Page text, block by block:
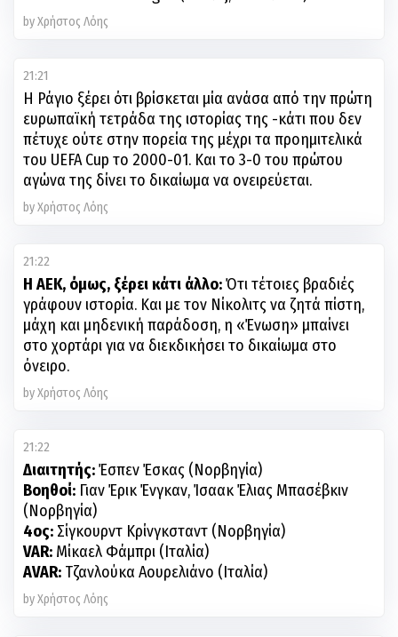
by Χρήστος Λόης
21:21
Η Ράγιο ξέρει ότι βρίσκεται μία ανάσα από την πρώτη
ευρωπαϊκή τετράδα της ιστορίας της -κάτι που δεν
πέτυχε ούτε στην πορεία της μέχρι τα προημιτελικά
του UEFA Cup το 2000-01. Και το 3-0 του πρώτου
αγώνα της δίνει το δικαίωμα να ονειρεύεται.
by Χρήστος Λόης
21:22
Η ΑΕΚ, όμως, ξέρει κάτι άλλο:Ότι τέτοιες βραδιές
γράφουν ιστορία. Και με τον Νίκολιτς να ζητά πίστη,
μάχη και μηδενική παράδοση, η «Ένωση» μπαίνει
στο χορτάρι για να διεκδικήσει το δικαίωμα στο
όνειρο.
by Χρήστος Λόης
21:22
Διαιτητής:
Βοηθοί: Γιαν Έρικ Ένγκαν, Ίσαακ Έλιας Μπασέβκιν
4ος:
VAR:
AVAR: Τζανλούκα Αουρελιάνο (Ιταλία)
by Χρήστος Λόης